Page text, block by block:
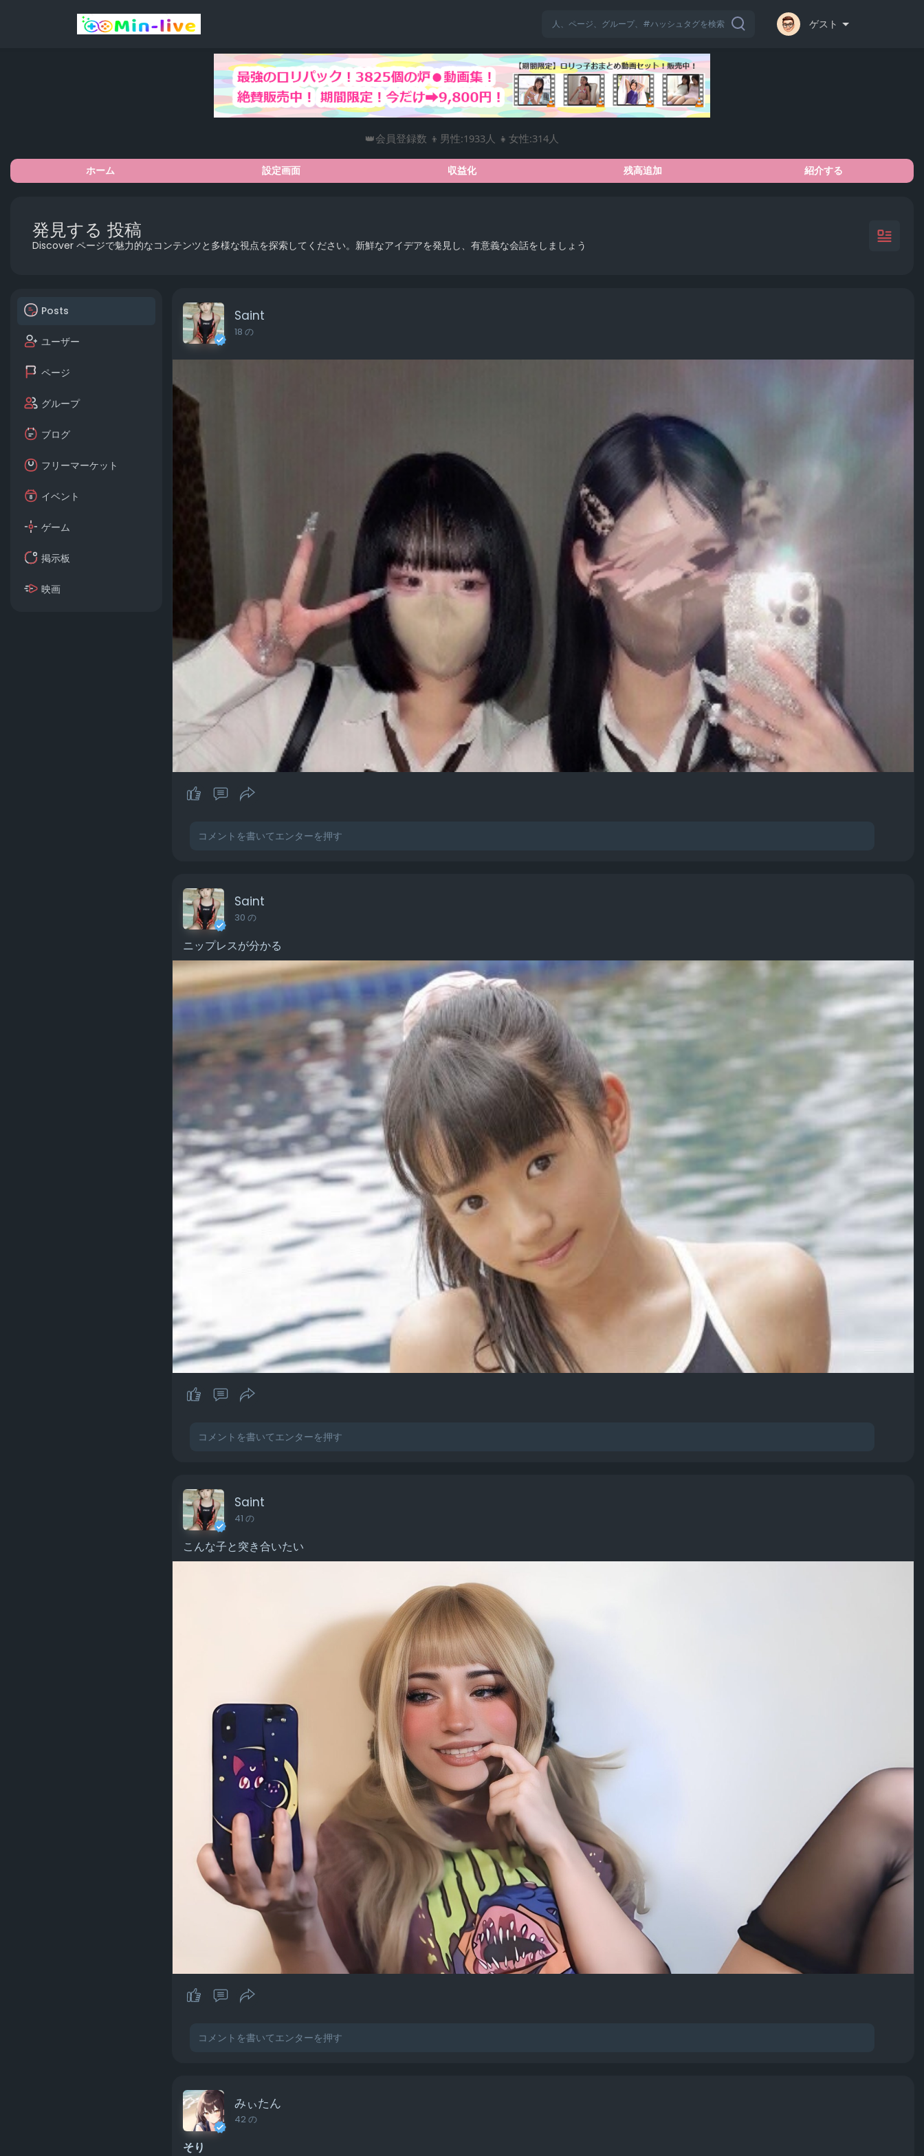
ゲスト
👑会員登録数 👦男性:1933人 👧女性:314人
ホーム 設定画面 収益化 残高追加 紹介する
発見する 投稿
Discover ページで魅力的なコンテンツと多様な視点を探索してください。新鮮なアイデアを発見し、有意義な会話をしましょう
Posts
ユーザー
ページ
グループ
ブログ
フリーマーケット
イベント
ゲーム
掲示板
映画
Saint
18 の
Saint
30 の
ニップレスが分かる
Saint
41 の
こんな子と突き合いたい
みぃたん
42 の
そり